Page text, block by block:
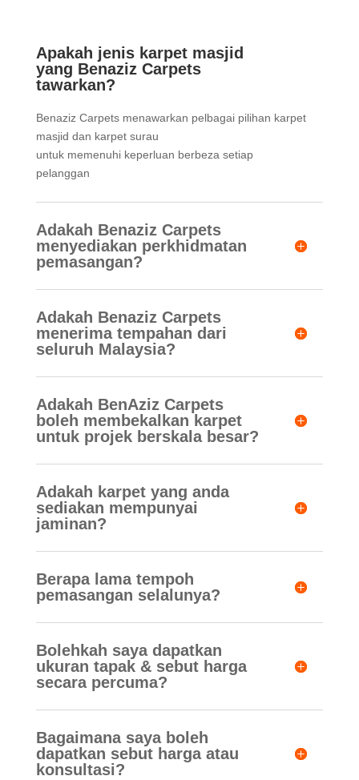
Apakah jenis karpet masjid
yang Benaziz Carpets
tawarkan?
Benaziz Carpets menawarkan pelbagai pilihan karpet
masjid dan karpet surau
untuk memenuhi keperluan berbeza setiap
pelanggan
Adakah Benaziz Carpets
menyediakan perkhidmatan
pemasangan?
Adakah Benaziz Carpets
menerima tempahan dari
seluruh Malaysia?
Adakah BenAziz Carpets
boleh membekalkan karpet
untuk projek berskala besar?
Adakah karpet yang anda
sediakan mempunyai
jaminan?
Berapa lama tempoh
pemasangan selalunya?
Bolehkah saya dapatkan
ukuran tapak & sebut harga
secara percuma?
Bagaimana saya boleh
dapatkan sebut harga atau
konsultasi?